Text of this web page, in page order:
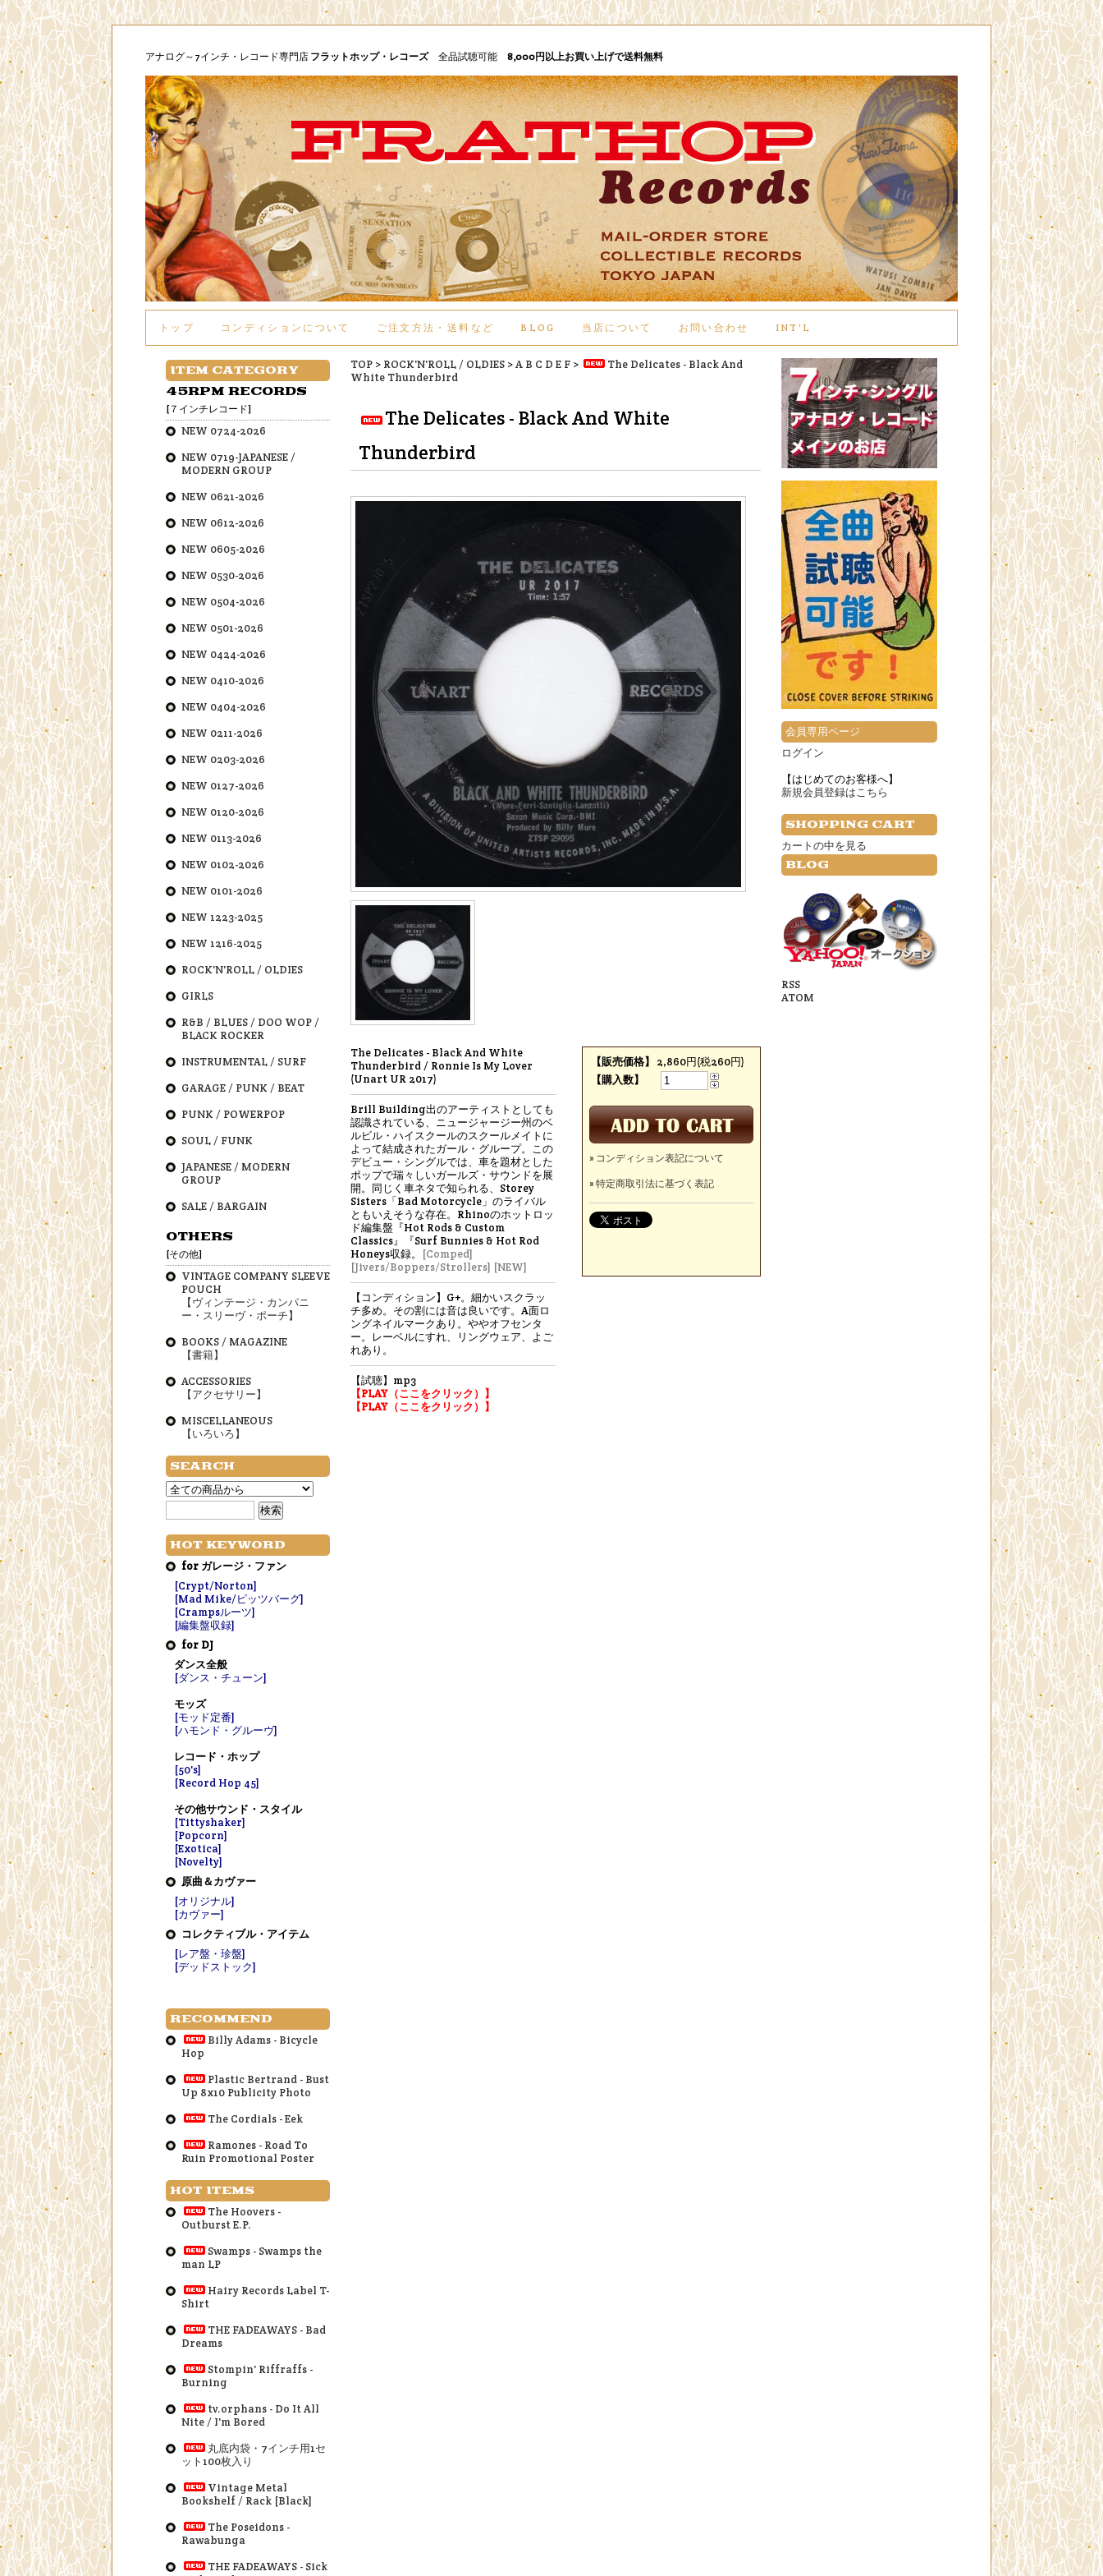
アナログ～7インチ・レコード専門店 フラットホップ・レコーズ全品試聴可能 8,000円以上お買い上げで送料無料
トップ コンディションについて ご注文方法・送料など BLOG 当店について お問い合わせ INT'L
TOP > ROCK'N'ROLL / OLDIES >A B C D E F >
The Delicates - Black And
White Thunderbird
The Delicates - Black And White
Thunderbird
The Delicates - Black And White
Thunderbird / Ronnie Is My Lover
(Unart UR 2017)
Brill Building出のアーティストとしても
認識されている、ニュージャージー州のベ
ルビル・ハイスクールのスクールメイトに
よって結成されたガール・グループ。この
デビュー・シングルでは、車を題材とした
ポップで瑞々しいガールズ・サウンドを展
開。同じく車ネタで知られる、Storey
Sisters「Bad Motorcycle」のライバル
ともいえそうな存在。Rhinoのホットロッ
ド編集盤『Hot Rods & Custom
Classics』『Surf Bunnies & Hot Rod
Honeys収録。
[Comped]
[Jivers/Boppers/Strollers] [NEW]
【コンディション】G+。細かいスクラッ
チ多め。その割には音は良いです。A面ロ
ングネイルマークあり。ややオフセンタ
ー。レーベルにすれ、リングウェア、よご
れあり。
【試聴】mp3
【PLAY（ここをクリック）】
【PLAY（ここをクリック）】
【販売価格】
2,860円(税260円)
【購入数】
» コンディション表記について
» 特定商取引法に基づく表記
ITEM CATEGORY
45RPM RECORDS
[７インチレコード]
NEW 0724-2026
NEW 0719-JAPANESE /
MODERN GROUP
NEW 0621-2026
NEW 0612-2026
NEW 0605-2026
NEW 0530-2026
NEW 0504-2026
NEW 0501-2026
NEW 0424-2026
NEW 0410-2026
NEW 0404-2026
NEW 0211-2026
NEW 0203-2026
NEW 0127-2026
NEW 0120-2026
NEW 0113-2026
NEW 0102-2026
NEW 0101-2026
NEW 1223-2025
NEW 1216-2025
ROCK'N'ROLL / OLDIES
GIRLS
R&B / BLUES / DOO WOP /
BLACK ROCKER
INSTRUMENTAL / SURF
GARAGE / PUNK / BEAT
PUNK / POWERPOP
SOUL / FUNK
JAPANESE / MODERN
GROUP
SALE / BARGAIN
OTHERS
[その他]
VINTAGE COMPANY SLEEVE
POUCH
【ヴィンテージ・カンパニ
ー・スリーヴ・ポーチ】
BOOKS / MAGAZINE
【書籍】
ACCESSORIES
【アクセサリー】
MISCELLANEOUS
【いろいろ】
SEARCH
HOT KEYWORD
for ガレージ・ファン
[Crypt/Norton]
[Mad Mike/ピッツバーグ]
[Crampsルーツ]
[編集盤収録]
for DJ
ダンス全般
[ダンス・チューン]
モッズ
[モッド定番]
[ハモンド・グルーヴ]
レコード・ホップ
[50's]
[Record Hop 45]
その他サウンド・スタイル
[Tittyshaker]
[Popcorn]
[Exotica]
[Novelty]
原曲＆カヴァー
[オリジナル]
[カヴァー]
コレクティブル・アイテム
[レア盤・珍盤]
[デッドストック]
RECOMMEND
Billy Adams - Bicycle
Hop
Plastic Bertrand - Bust
Up 8x10 Publicity Photo
The Cordials - Eek
Ramones - Road To
Ruin Promotional Poster
HOT ITEMS
The Hoovers -
Outburst E.P.
Swamps - Swamps the
man LP
Hairy Records Label T-
Shirt
THE FADEAWAYS - Bad
Dreams
Stompin' Riffraffs -
Burning
tv.orphans - Do It All
Nite / I'm Bored
丸底内袋・7インチ用1セ
ット100枚入り
Vintage Metal
Bookshelf / Rack [Black]
The Poseidons -
Rawabunga
THE FADEAWAYS - Sick
会員専用ページ
ログイン
【はじめてのお客様へ】
新規会員登録はこちら
SHOPPING CART
カートの中を見る
BLOG
RSS
ATOM